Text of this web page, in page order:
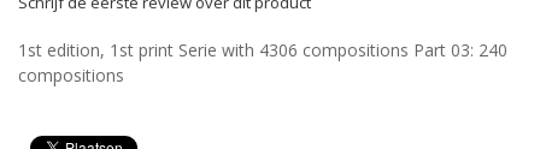
1st edition, 1st print Serie with 4306 compositions Part 03: 240
compositions